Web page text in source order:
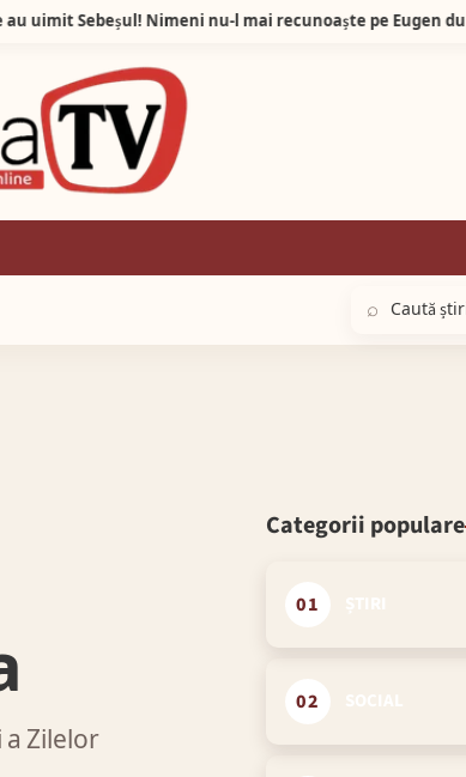
Fotografiile care au uimit Sebeșul! Nimeni nu-l mai recunoaște pe Eugen după ce a slăbit 60 de kilograme în 9 luni!
⌕
a Zilelor
Categorii populare
01
02